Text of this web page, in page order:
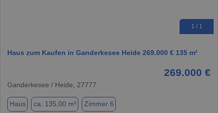
1 / 1
Haus zum Kaufen in Ganderkesee Heide 269.000 € 135 m²
269.000 €
Ganderkesee / Heide, 27777
Haus ca. 135,00 m² Zimmer 6